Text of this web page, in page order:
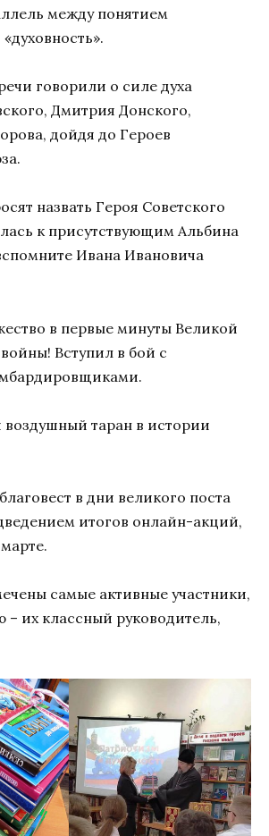
между понятием
говорили о силе духа
Дмитрия Донского,
дойдя до Героев
назвать Героя Советского
к присутствующим Альбина
Ивана Ивановича
в первые минуты Великой
Вступил в бой с
таран в истории
в дни великого поста
итогов онлайн-акций,
самые активные участники,
– их классный руководитель,